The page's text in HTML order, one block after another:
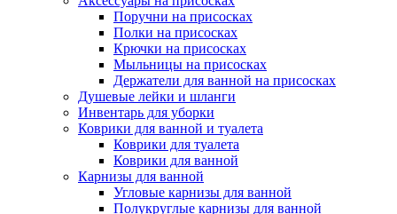
Поручни на присосках
Полки на присосках
Крючки на присосках
Мыльницы на присосках
Держатели для ванной на присосках
Душевые лейки и шланги
Инвентарь для уборки
Коврики для ванной и туалета
Коврики для туалета
Коврики для ванной
Карнизы для ванной
Угловые карнизы для ванной
Полукруглые карнизы для ванной